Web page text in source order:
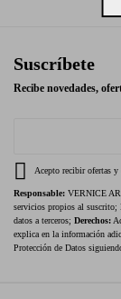
Suscríbete
Recibe novedades,
Acepto recibir ofertas y
Responsable: VERNICE
servicios propios al
datos a terceros; Derechos:
explica en la información
Protección de Datos